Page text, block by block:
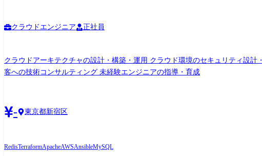
クラウドエンジニア 正社員
クラウドアーキテクチャの設計・構築・運用 クラウド環境のセキュリティ設
客への技術コンサルティング 未経験エンジニアの指導・育成
- 東京都新宿区
RedisTerraformApacheAWSAnsibleMySQL